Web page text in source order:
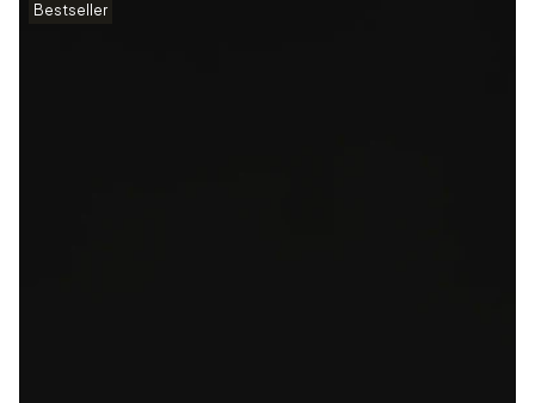
Bestseller